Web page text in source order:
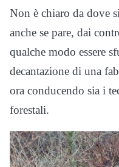
Non è chiaro da dove
anche se pare, dai
qualche modo essere
decantazione di una
ora conducendo sia i
forestali.